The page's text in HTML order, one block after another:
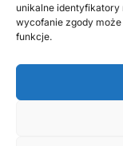
unikalne identyfikatory
wycofanie zgody
funkcje.